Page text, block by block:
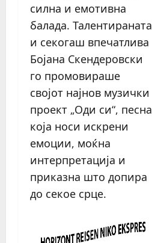
силна и емотивна
балада. Талентираната
и секогаш впечатлива
Бојана Скендеровски
го промовираше
својот најнов музички
проект „Оди си“, песна
која носи искрени
емоции, моќна
интерпретација и
приказна што допира
до секое срце.